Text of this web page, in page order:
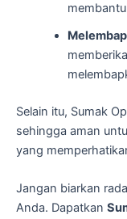
Selain itu, Sumak
sehingga aman
yang
Jangan biarkan
Anda. Dapatkan